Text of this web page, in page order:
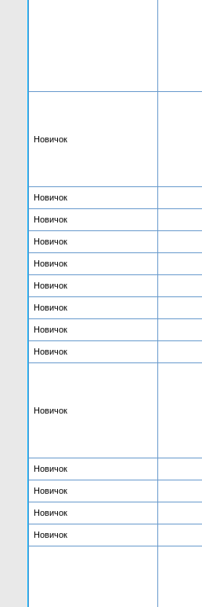
Новичок
Новичок
Новичок
Новичок
Новичок
Новичок
Новичок
Новичок
Новичок
Новичок
Новичок
Новичок
Новичок
Новичок